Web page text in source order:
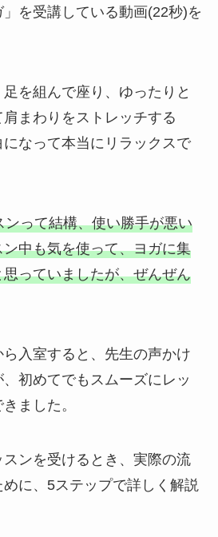
を受講している動画(22秒)を
を組んで座り、ゆったりと
まわりをストレッチする
なって本当にリラックスで
って結構、使い勝手が悪い
中も気を使って、ヨガに集
っていましたが、ぜんぜん
入室すると、先生の声かけ
初めてでもスムーズにレッ
ました。
ンを受けるとき、実際の流
に、5ステップで詳しく解説